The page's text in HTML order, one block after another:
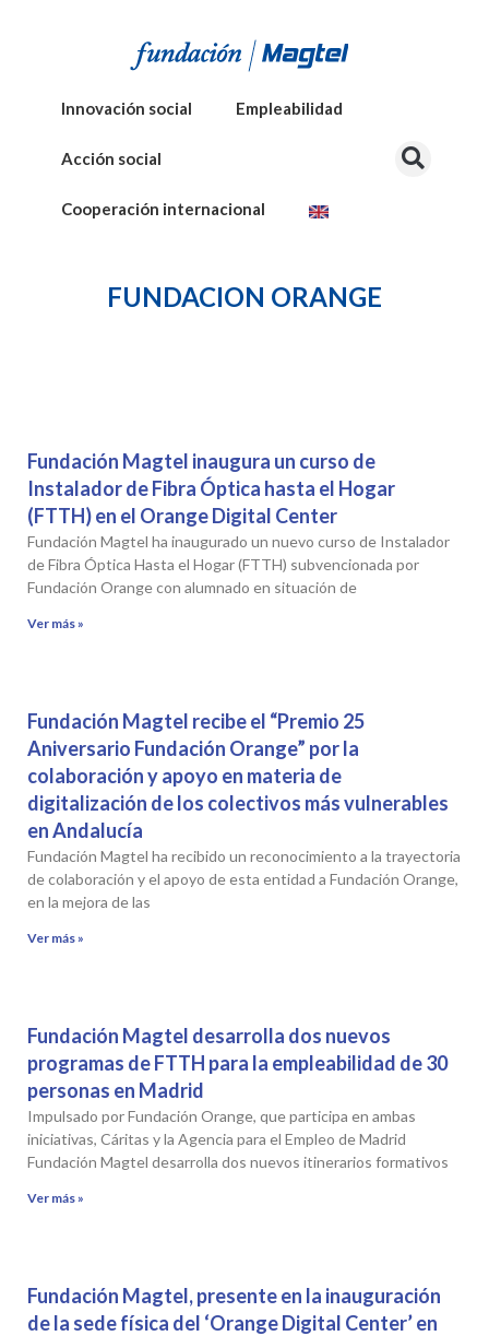
Innovación social Empleabilidad
Acción social
Cooperación internacional
FUNDACION ORANGE
Fundación Magtel inaugura un curso de
Instalador de Fibra Óptica hasta el Hogar
(FTTH) en el Orange Digital Center
Fundación Magtel ha inaugurado un nuevo curso de Instalador
de Fibra Óptica Hasta el Hogar (FTTH) subvencionada por
Fundación Orange con alumnado en situación de
Ver más »
Fundación Magtel recibe el “Premio 25
Aniversario Fundación Orange” por la
colaboración y apoyo en materia de
digitalización de los colectivos más vulnerables
en Andalucía
Fundación Magtel ha recibido un reconocimiento a la trayectoria
de colaboración y el apoyo de esta entidad a Fundación Orange,
en la mejora de las
Ver más »
Fundación Magtel desarrolla dos nuevos
programas de FTTH para la empleabilidad de 30
personas en Madrid
Impulsado por Fundación Orange, que participa en ambas
iniciativas, Cáritas y la Agencia para el Empleo de Madrid
Fundación Magtel desarrolla dos nuevos itinerarios formativos
Ver más »
Fundación Magtel, presente en la inauguración
de la sede física del ‘Orange Digital Center’ en